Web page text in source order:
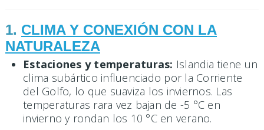
1. CLIMA Y CONEXIÓN CON LA
NATURALEZA
Estaciones y temperaturas: Islandia tiene un
clima subártico influenciado por la Corriente
del Golfo, lo que suaviza los inviernos. Las
temperaturas rara vez bajan de -5 °C en
invierno y rondan los 10 °C en verano.